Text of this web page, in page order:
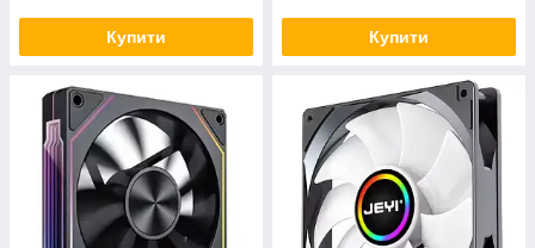
Купити Купити